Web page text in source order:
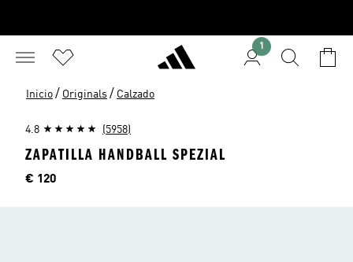
1
Inicio / Originals / Calzado
4.8 (5958)
ZAPATILLA HANDBALL SPEZIAL
Precio
€ 120